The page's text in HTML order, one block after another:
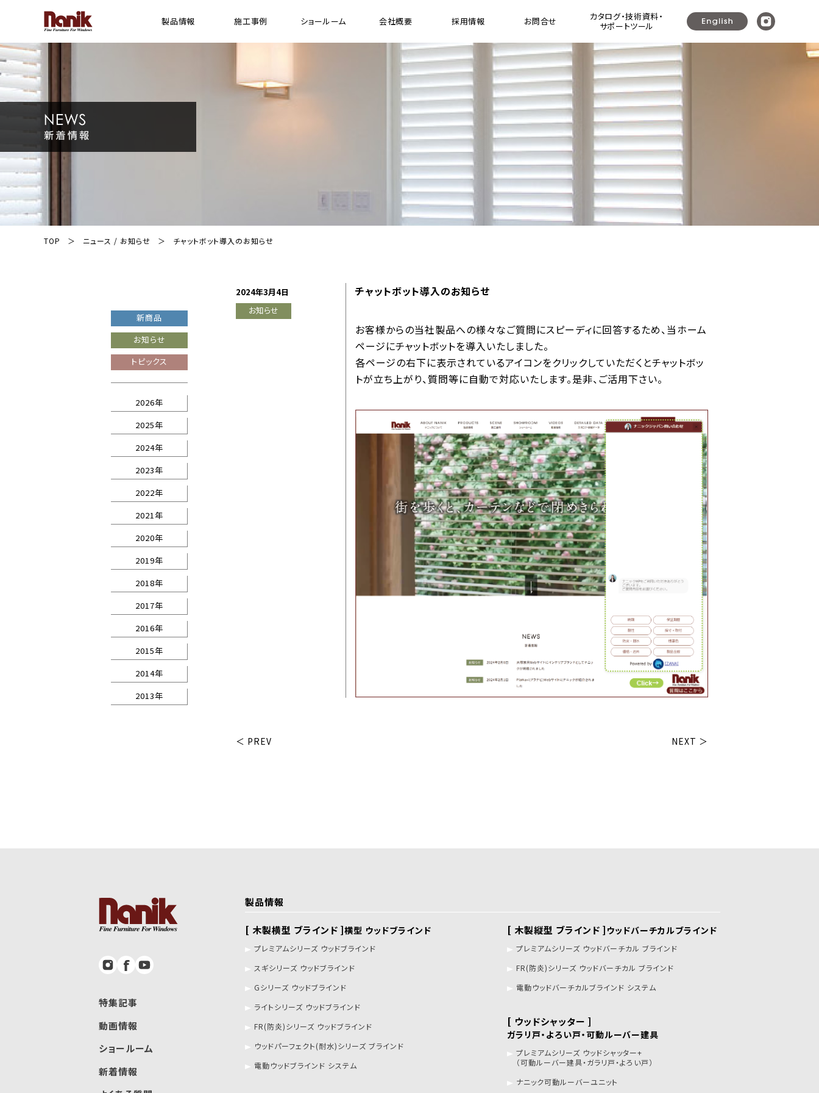
製品情報
プレミアムシリーズ ウッドブラインド
[ 木製縦型 ブラインド ]
ウッドバーチカルブラインド
プレミアムシリーズ ウッドバーチカル ブラインド
FR（防炎）シリーズ ウッドバーチカル ブラインド
電動ウッドバーチカルブラインド システム
[ ウッドシャッター ]
ガラリ戸・よろい戸・可動ルーバー建具
プレミアムシリーズ ウッドシャッター+
（可動ルーバー建具・ガラリ戸・よろい戸）
ナニック可動ルーバーユニット
施工事例 ショールーム 会社概要 採用情報 お問合せ
カタログ・技術資料・
サポートツール
TOP ニュース / お知らせ チャットボット導入のお知らせ
新商品
お知らせ
トピックス
2026年
2025年
2024年
2023年
2022年
2021年
2020年
2019年
2018年
2017年
2016年
2015年
2014年
2013年
2024年3月4日
お知らせ
チャットボット導入のお知らせ
お客様からの当社製品への様々なご質問にスピーディに回答するため、当ホーム
ページにチャットボットを導入いたしました。
各ページの右下に表示されているアイコンをクリックしていただくとチャットボッ
トが立ち上がり、質問等に自動で対応いたします。是非、ご活用下さい。
＜ PREV NEXT ＞
製品情報
[ 木製横型 ブラインド ]横型 ウッドブラインド
プレミアムシリーズ ウッドブラインド
スギシリーズ ウッドブラインド
Gシリーズ ウッドブラインド
ライトシリーズ ウッドブラインド
FR(防炎)シリーズ ウッドブラインド
ウッドパーフェクト(耐水)シリーズ ブラインド
電動ウッドブラインド システム
[ 木製縦型 ブラインド ] ウッドバーチカルブラインド
プレミアムシリーズ ウッドバーチカル ブラインド
FR(防炎)シリーズ ウッドバーチカル ブラインド
電動ウッドバーチカルブラインド システム
[ ウッドシャッター ]
ガラリ戸・よろい戸・可動ルーバー建具
プレミアムシリーズ ウッドシャッター+
（可動ルーバー建具・ガラリ戸・よろい戸）
ナニック可動ルーバーユニット
特集記事
動画情報
ショールーム
新着情報